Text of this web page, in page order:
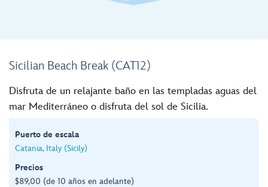
Sicilian Beach Break (CAT12)
Disfruta de un relajante baño en las templadas aguas del
mar Mediterráneo o disfruta del sol de Sicilia.
Puerto de escala
Catania, Italy (Sicily)
Precios
$89,00 (de 10 años en adelante)